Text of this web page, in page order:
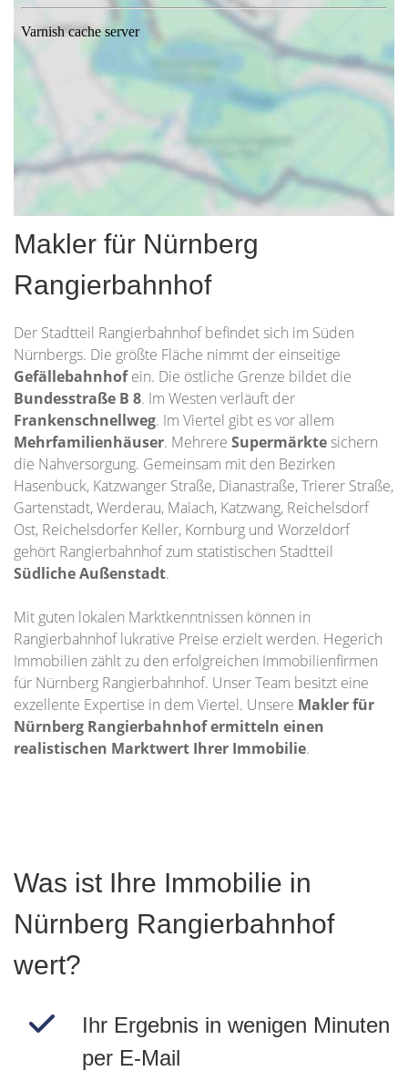
Makler für Nürnberg
Rangierbahnhof
Der Stadtteil Rangierbahnhof befindet sich im Süden
Nürnbergs. Die größte Fläche nimmt der einseitige
Gefällebahnhofein. Die östliche Grenze bildet die
Bundesstraße B 8. Im Westen verläuft der
Frankenschnellweg. Im Viertel gibt es vor allem
Mehrfamilienhäuser. Mehrere Supermärktesichern
die Nahversorgung. Gemeinsam mit den Bezirken
Hasenbuck, Katzwanger Straße, Dianastraße, Trierer Straße,
Gartenstadt, Werderau, Maiach, Katzwang, Reichelsdorf
Ost, Reichelsdorfer Keller, Kornburg und Worzeldorf
gehört Rangierbahnhof zum statistischen Stadtteil
Südliche Außenstadt.
Mit guten lokalen Marktkenntnissen können in
Rangierbahnhof lukrative Preise erzielt werden. Hegerich
Immobilien zählt zu den erfolgreichen Immobilienfirmen
für Nürnberg Rangierbahnhof. Unser Team besitzt eine
exzellente Expertise in dem Viertel. Unsere Makler für
Nürnberg Rangierbahnhof ermitteln einen
realistischen Marktwert Ihrer Immobilie.
Was ist Ihre Immobilie in
Nürnberg Rangierbahnhof
wert?
Ihr Ergebnis in wenigen Minuten
per E-Mail